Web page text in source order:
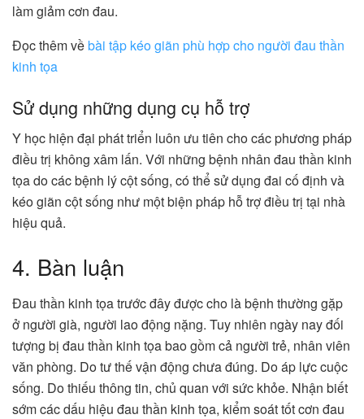
làm giảm cơn đau.
Đọc thêm vềbài tập kéo giãn phù hợp cho người đau thần
kinh tọa
Sử dụng những dụng cụ hỗ trợ
Y học hiện đại phát triển luôn ưu tiên cho các phương pháp
điều trị không xâm lấn. Với những bệnh nhân đau thần kinh
tọa do các bệnh lý cột sống, có thể sử dụng đai cố định và
kéo giãn cột sống như một biện pháp hỗ trợ điều trị tại nhà
hiệu quả.
4. Bàn luận
Đau thần kinh tọa trước đây được cho là bệnh thường gặp
ở người già, người lao động nặng. Tuy nhiên ngày nay đối
tượng bị đau thần kinh tọa bao gồm cả người trẻ, nhân viên
văn phòng. Do tư thế vận động chưa đúng. Do áp lực cuộc
sống. Do thiếu thông tin, chủ quan với sức khỏe. Nhận biết
sớm các dấu hiệu đau thần kinh tọa, kiểm soát tốt cơn đau